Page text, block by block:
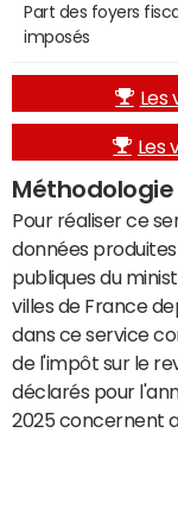
Part des foyers
imposés
Les
Les
Méthodologie
Pour réaliser ce
données
publiques du
villes de France
dans ce service
de l'impôt sur le
déclarés pour
2025 concernent